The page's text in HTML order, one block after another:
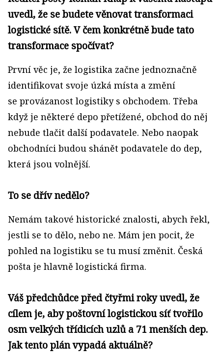
uvedl, že se budete věnovat transformaci
logistické sítě. V čem konkrétně bude tato
transformace spočívat?
První věc je, že logistika začne jednoznačně
identifikovat svoje úzká místa a změní
se provázanost logistiky s obchodem. Třeba
když je některé depo přetížené, obchod do něj
nebude tlačit další podavatele. Nebo naopak
obchodníci budou shánět podavatele do dep,
která jsou volnější.
To se dřív nedělo?
Nemám takové historické znalosti, abych řekl,
jestli se to dělo, nebo ne. Mám jen pocit, že
pohled na logistiku se tu musí změnit. Česká
pošta je hlavně logistická firma.
Váš předchůdce před čtyřmi roky uvedl, že
cílem je, aby poštovní logistickou síť tvořilo
osm velkých třídicích uzlů a 71 menších dep.
Jak tento plán vypadá aktuálně?